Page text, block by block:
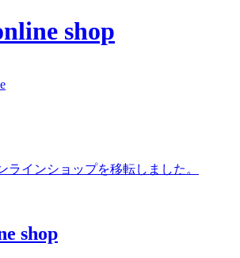
shop
ラインショップを移転しました。
shop